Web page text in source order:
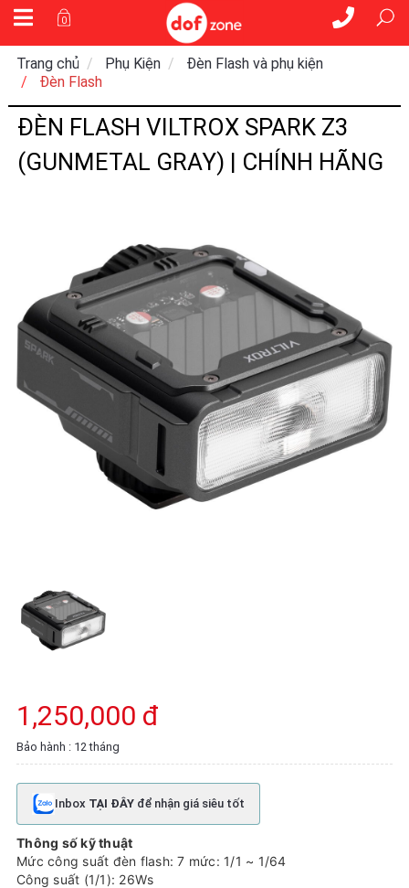
0
Trang chủ Phụ Kiện
Đèn Flash và phụ kiện
Đèn Flash
ĐÈN FLASH VILTROX SPARK Z3
(GUNMETAL GRAY) | CHÍNH HÃNG
1,250,000 đ
Bảo hành : 12 tháng
Inbox TẠI ĐÂY để nhận giá siêu tốt
Thông số kỹ thuật
Mức công suất đèn flash: 7 mức: 1/1 ~ 1/64
Công suất (1/1): 26Ws